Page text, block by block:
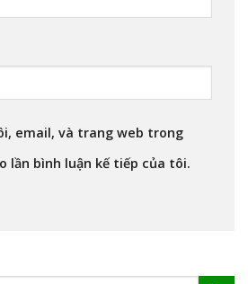
email, và trang web trong
lần bình luận kế tiếp của tôi.